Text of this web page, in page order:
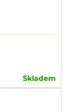
Skladem